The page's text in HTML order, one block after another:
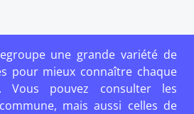
une grande variété de
pour mieux connaître chaque
Vous pouvez consulter les
mais aussi celles de